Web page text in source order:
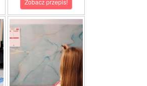
Zobacz przepis!